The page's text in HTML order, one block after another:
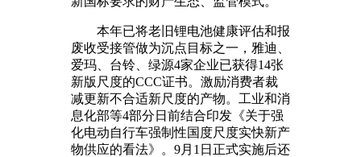
本年已将老旧锂电池健康评估和报
废收受接管做为沉点目标之一，雅迪、
爱玛、台铃、绿源4家企业已获得14张
新版尺度的CCC证书。激励消费者裁
减更新不合适新尺度的产物。工业和消
息化部等4部分日前结合印发《关于强
化电动自行车强制性国度尺度实快新产
物供应的看法》。9月1日正式实施后还